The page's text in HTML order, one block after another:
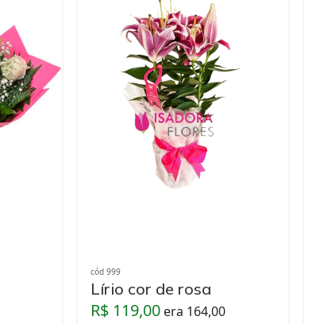
cód 999
Lírio cor de rosa
R$ 119,00 era 164,00